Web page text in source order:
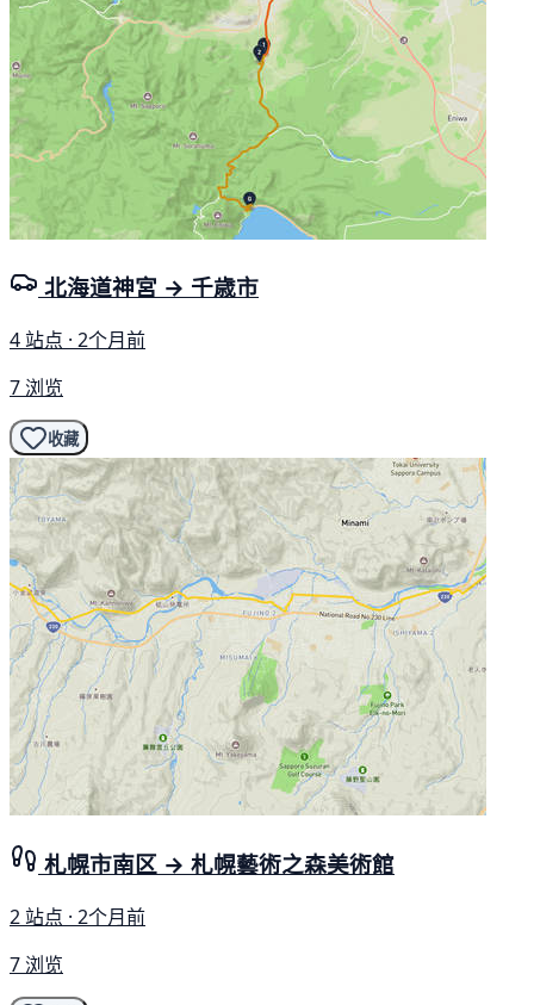
北海道神宮 → 千歳市
4 站点 · 2个月前
7 浏览
收藏
札幌市南区 → 札幌藝術之森美術館
2 站点 · 2个月前
7 浏览